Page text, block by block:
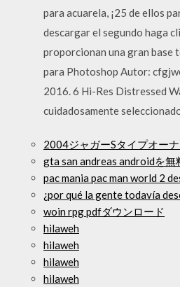
para acuarela, ¡25 de ellos
descargar el segundo haga
proporcionan una gran base
para Photoshop Autor:
2016. 6 Hi-Res Distressed
cuidadosamente
2004ジャガーSタイプオー
gta san andreas androidを無
pac mania pac man world 2
¿por qué la gente todavía
woin rpg pdfダウンロード
hilaweh
hilaweh
hilaweh
hilaweh